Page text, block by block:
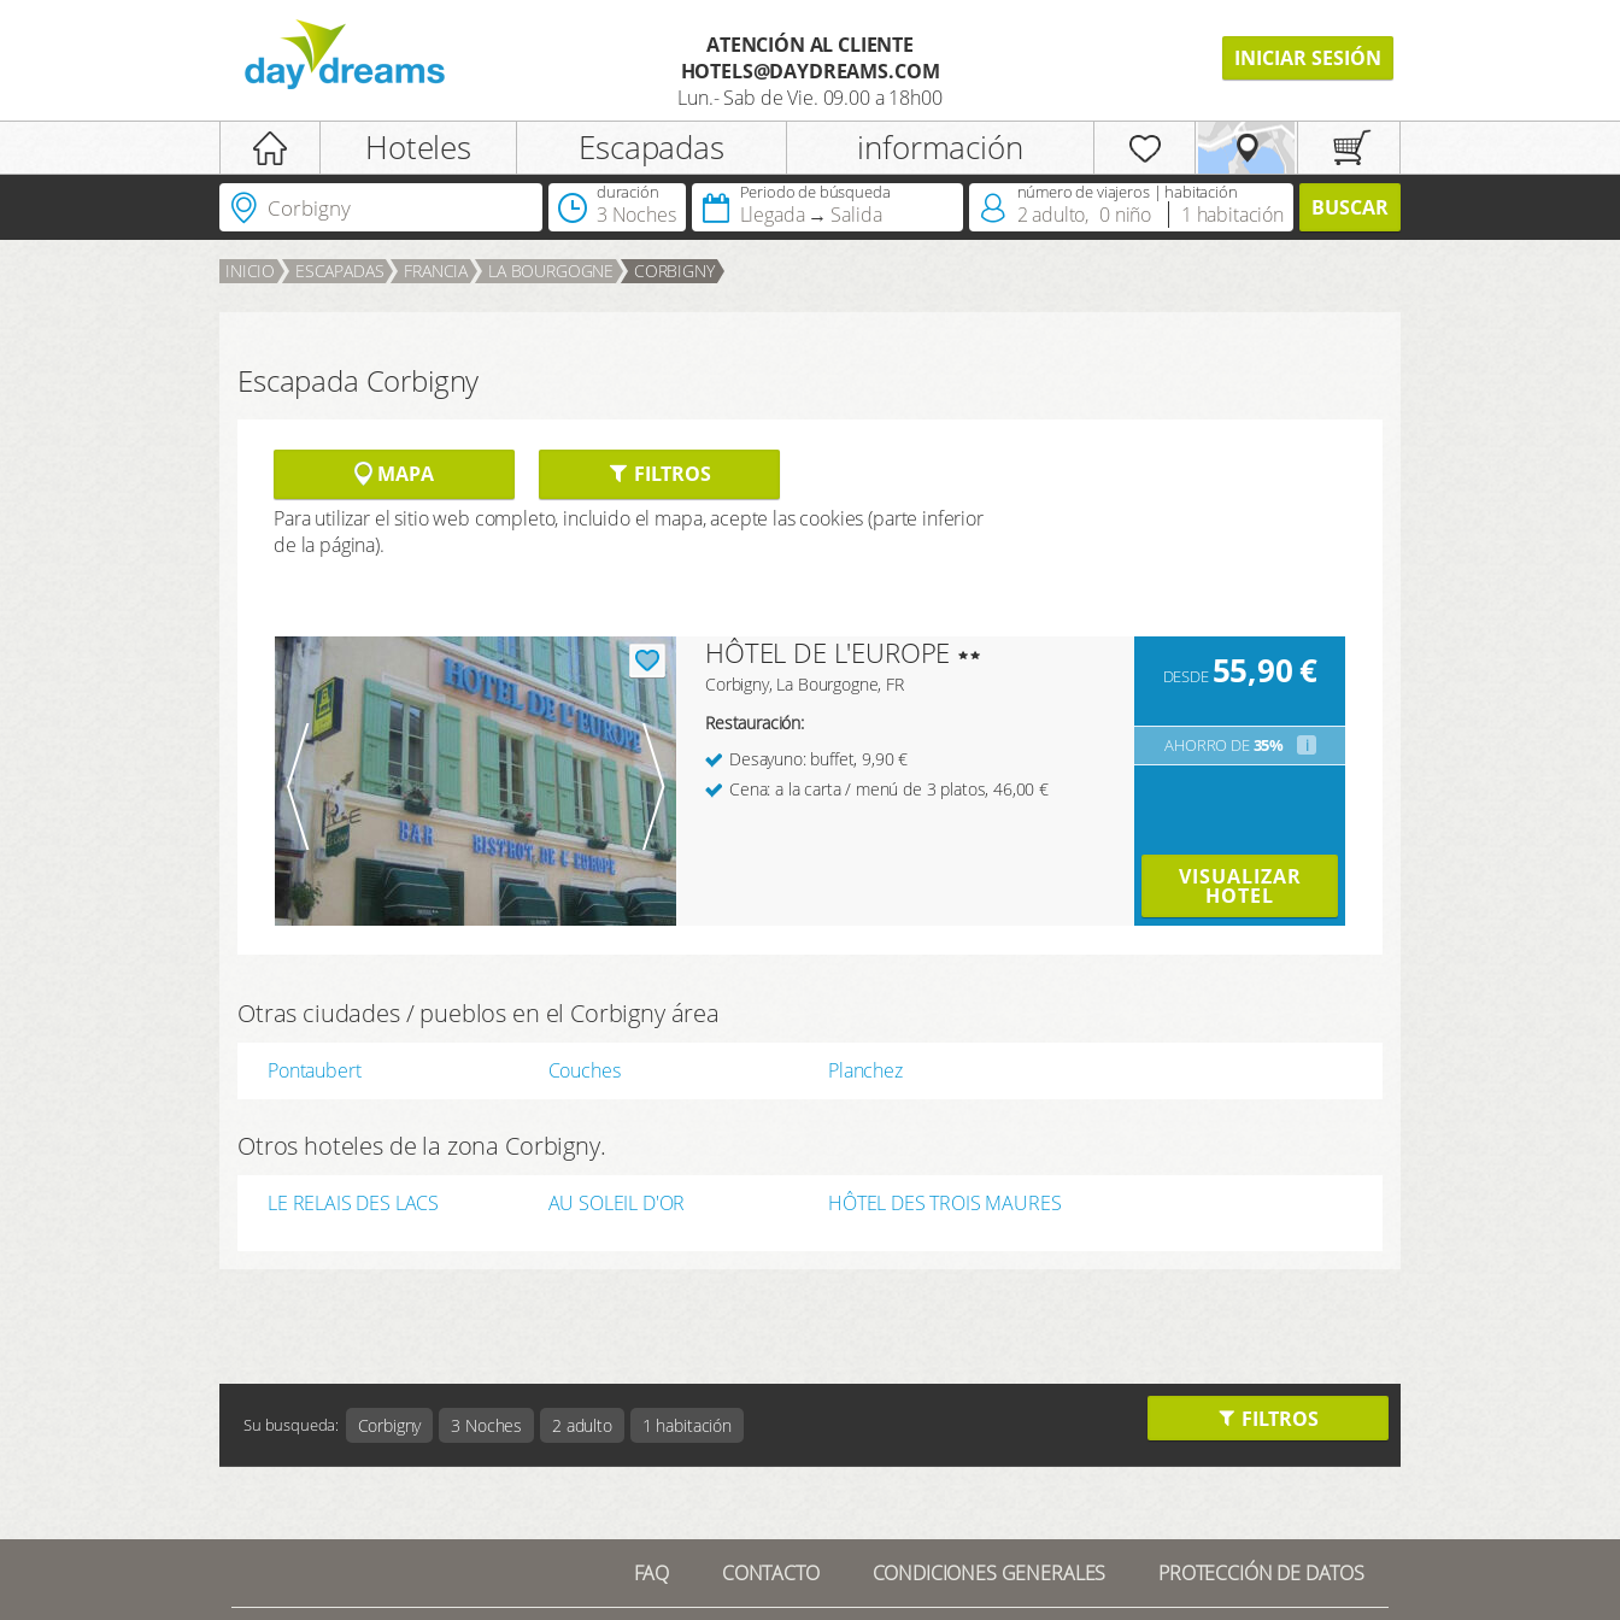
iniciar sesión
INICIAR SESIÓN
Registro
Titulo
¿Dispone ya de DreamCard?
ATENCIÓN AL CLIENTE
HOTELS@DAYDREAMS.COM
Lun.- Sab de Vie. 09.00 a 18h00
INICIAR SESIÓN
Hoteles Escapadas información
duración
3 Noches
Periodo de búsqueda
Llegada Salida
número de viajeros | habitación
2adulto, 0 niño 1 habitación BUSCAR
INICIO ESCAPADAS FRANCIA LA BOURGOGNE CORBIGNY
Escapada Corbigny
MAPA
FILTROS
Para utilizar el sitio web completo, incluido el mapa, acepte las cookies (parte inferior
de la página).
HÔTEL DE L'EUROPE
Corbigny, La Bourgogne, FR
Restauración:
Desayuno: buffet, 9,90 €
Cena: a la carta / menú de 3 platos, 46,00 €
DESDE 55,90€
AHORRO DE35% i
VISUALIZAR
HOTEL
Otras ciudades / pueblos en el Corbigny área
Pontaubert Couches Planchez
Otros hoteles de la zona Corbigny.
LE RELAIS DES LACS AU SOLEIL D'OR HÔTEL DES TROIS MAURES
FILTROS
Su busqueda: Corbigny 3 Noches 2 adulto 1 habitación
FAQ CONTACTO CONDICIONES GENERALES PROTECCIÓN DE DATOS